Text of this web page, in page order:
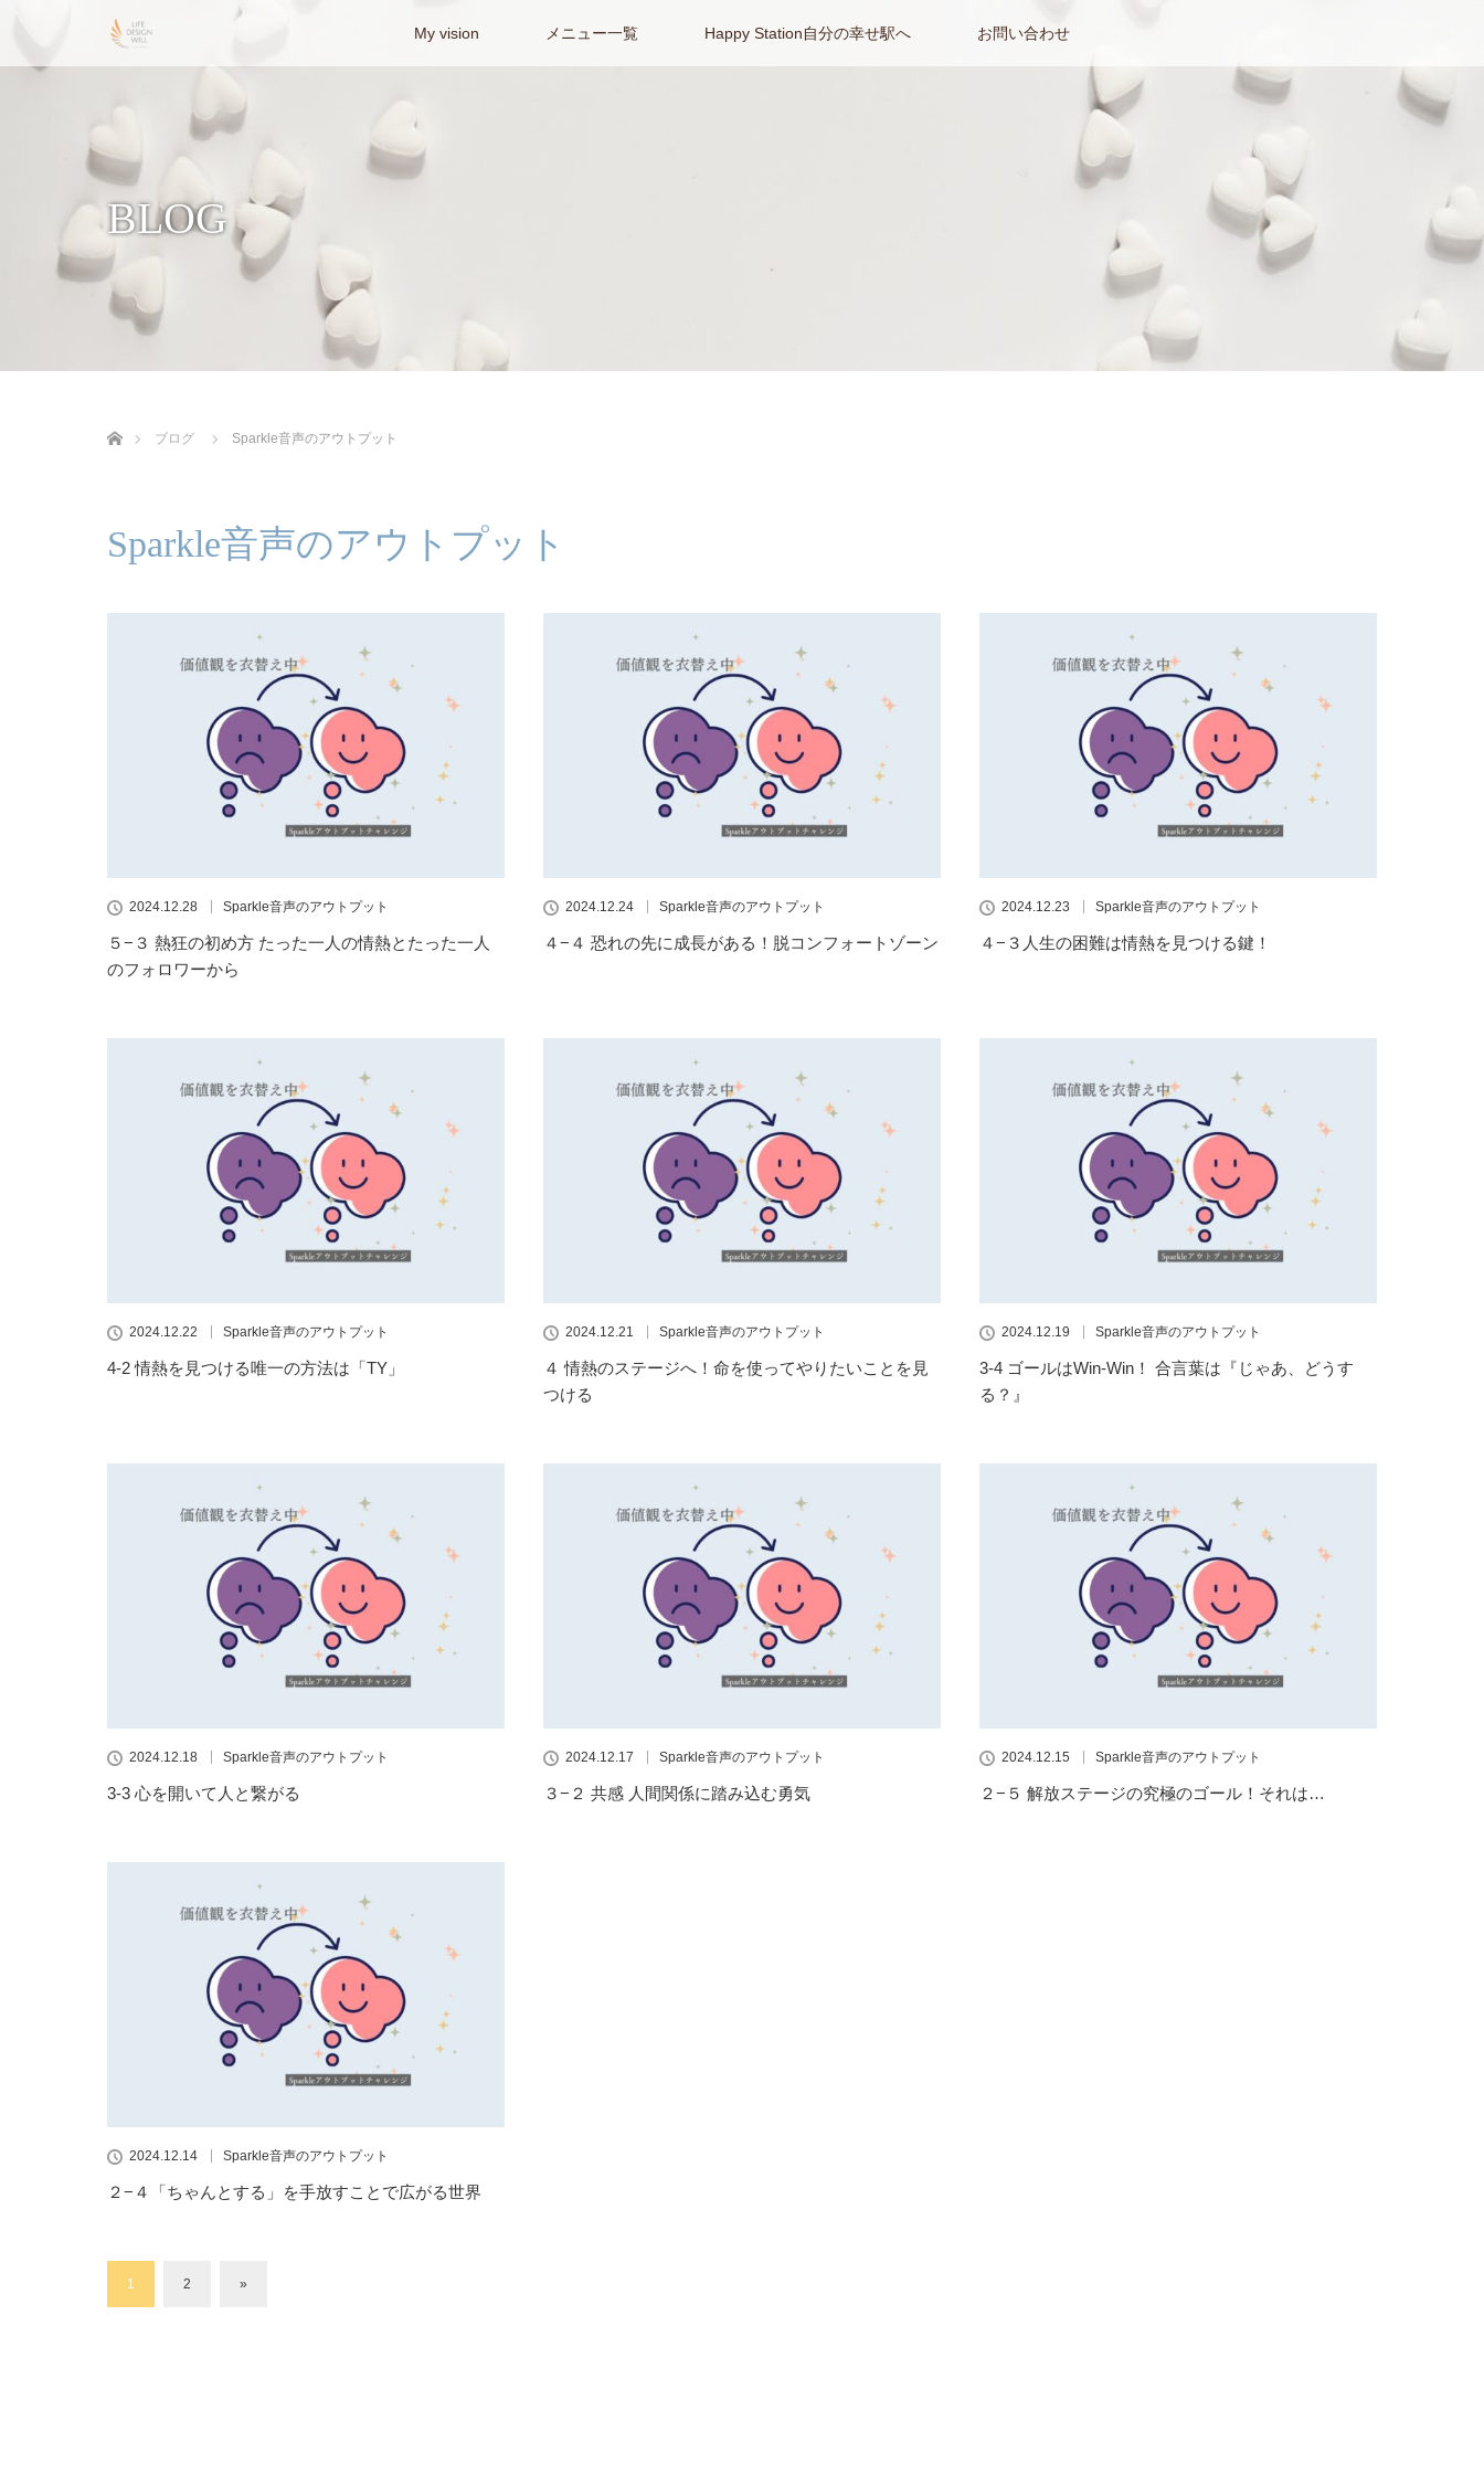
My vision メニュー一覧 Happy Station自分の幸せ駅へ お問い合わせ
BLOG
ブログ
Sparkle音声のアウトプット
Sparkle音声のアウトプット
2024.12.28 Sparkle音声のアウトプット
５−３ 熱狂の初め方 たった一人の情熱とたった一人
のフォロワーから
2024.12.24 Sparkle音声のアウトプット
４−４ 恐れの先に成長がある！脱コンフォートゾーン
2024.12.23 Sparkle音声のアウトプット
４−３人生の困難は情熱を見つける鍵！
2024.12.22 Sparkle音声のアウトプット
4-2 情熱を見つける唯一の方法は「TY」
2024.12.21 Sparkle音声のアウトプット
４ 情熱のステージへ！命を使ってやりたいことを見
つける
2024.12.19 Sparkle音声のアウトプット
3-4 ゴールはWin-Win！ 合言葉は『じゃあ、どうす
る？』
2024.12.18 Sparkle音声のアウトプット
3-3 心を開いて人と繋がる
2024.12.17 Sparkle音声のアウトプット
３−２ 共感 人間関係に踏み込む勇気
2024.12.15 Sparkle音声のアウトプット
２−５ 解放ステージの究極のゴール！それは…
2024.12.14 Sparkle音声のアウトプット
２−４「ちゃんとする」を手放すことで広がる世界
1 2 »